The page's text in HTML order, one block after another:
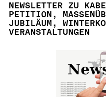
NEWSLETTER ZU
PETITION,
JUBILÄUM,
VERANSTALTUNGEN